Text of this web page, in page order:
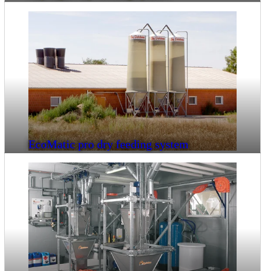
EcoMatic pro dry feeding system